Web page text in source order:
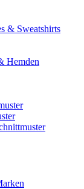
& Sweatshirts
Hemden